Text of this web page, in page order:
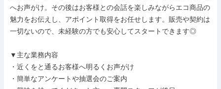
へお声がけ。その後はお客様との会話を楽しみながらエコ商品の
魅力をお伝えし、アポイント取得をお任せします。販売や契約は
一切ないので、未経験の方でも安心してスタートできます◎
▼主な業務内容
・近くをと通るお客様へ明るくお声がけ
・簡単なアンケートや抽選会のご案内